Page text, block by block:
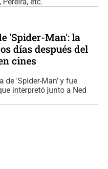
etc.
'Spider-Man': la
días después del
cines
de 'Spider-Man' y fue
interpretó junto a Ned